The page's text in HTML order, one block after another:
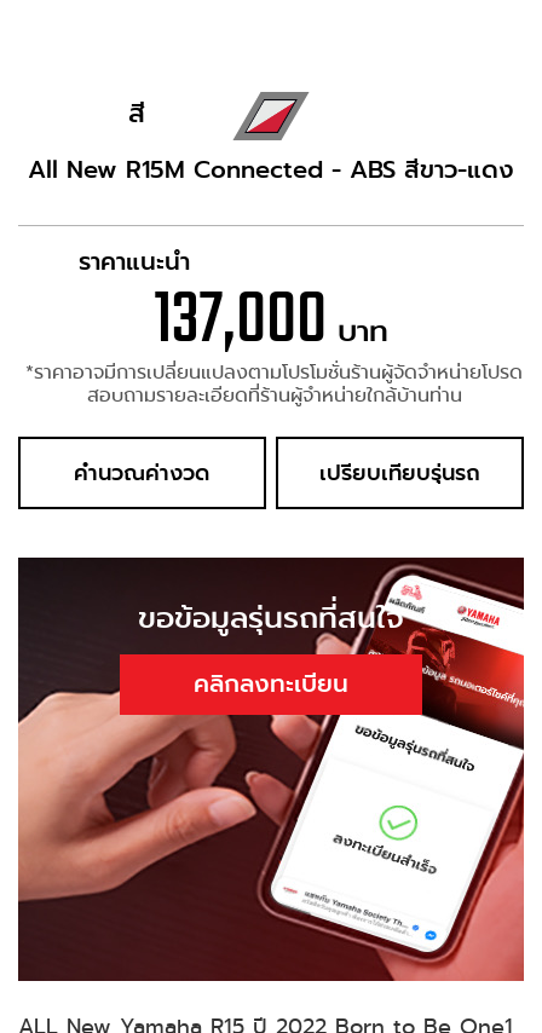
สี
All New R15M Connected - ABS สีขาว-แดง
ราคาแนะนำ
137,000 บาท
*ราคาอาจมีการเปลี่ยนแปลงตามโปรโมชั่นร้านผู้จัดจำหน่ายโปรด
สอบถามรายละเอียดที่ร้านผู้จำหน่ายใกล้บ้านท่าน
คำนวณค่างวด เปรียบเทียบรุ่นรถ
ขอข้อมูลรุ่นรถที่สนใจ
คลิกลงทะเบียน